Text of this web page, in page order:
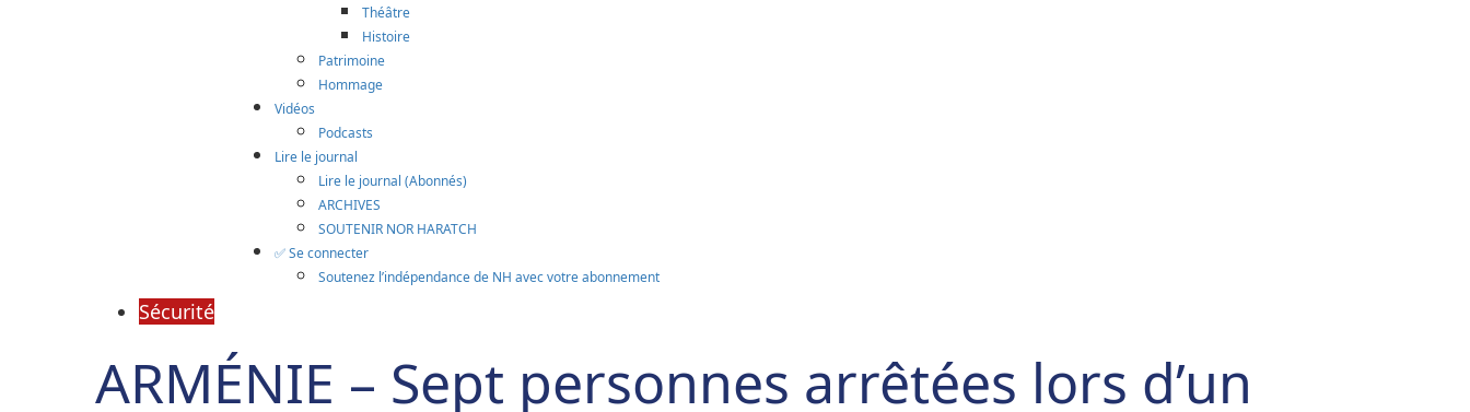
Théâtre
Histoire
Patrimoine
Hommage
Vidéos
Podcasts
Lire le journal
Lire le journal (Abonnés)
ARCHIVES
SOUTENIR NOR HARATCH
✅ Se connecter
Soutenez l’indépendance de NH avec votre abonnement
Sécurité
ARMÉNIE – Sept personnes arrêtées lors d’un